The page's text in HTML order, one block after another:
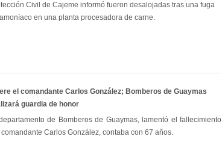
Civil de Cajeme informó fueron desalojadas tras una fuga
en una planta procesadora de carne.
el comandante Carlos González; Bomberos de Guaymas
guardia de honor
de Bomberos de Guaymas, lamentó el fallecimiento
Carlos González, contaba con 67 años.